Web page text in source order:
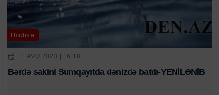
Hadisə
11 AVQ 2023 | 16:18
Bərdə sakini Sumqayıtda dənizdə batdı-YENİLƏNİB